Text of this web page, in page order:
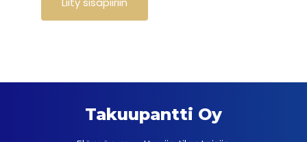
Takuupantti Oy